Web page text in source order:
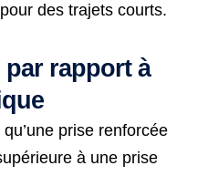
des trajets courts.
rapport à
prise renforcée
à une prise